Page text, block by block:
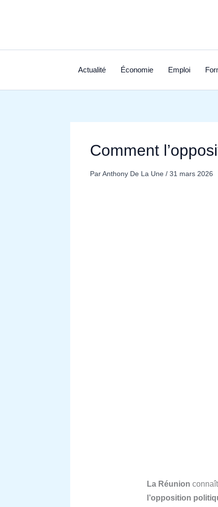
Actualité Économie Emploi
Comment
ParAnthony De La Une / 31 mars 2026
La Réunion
l’opposition